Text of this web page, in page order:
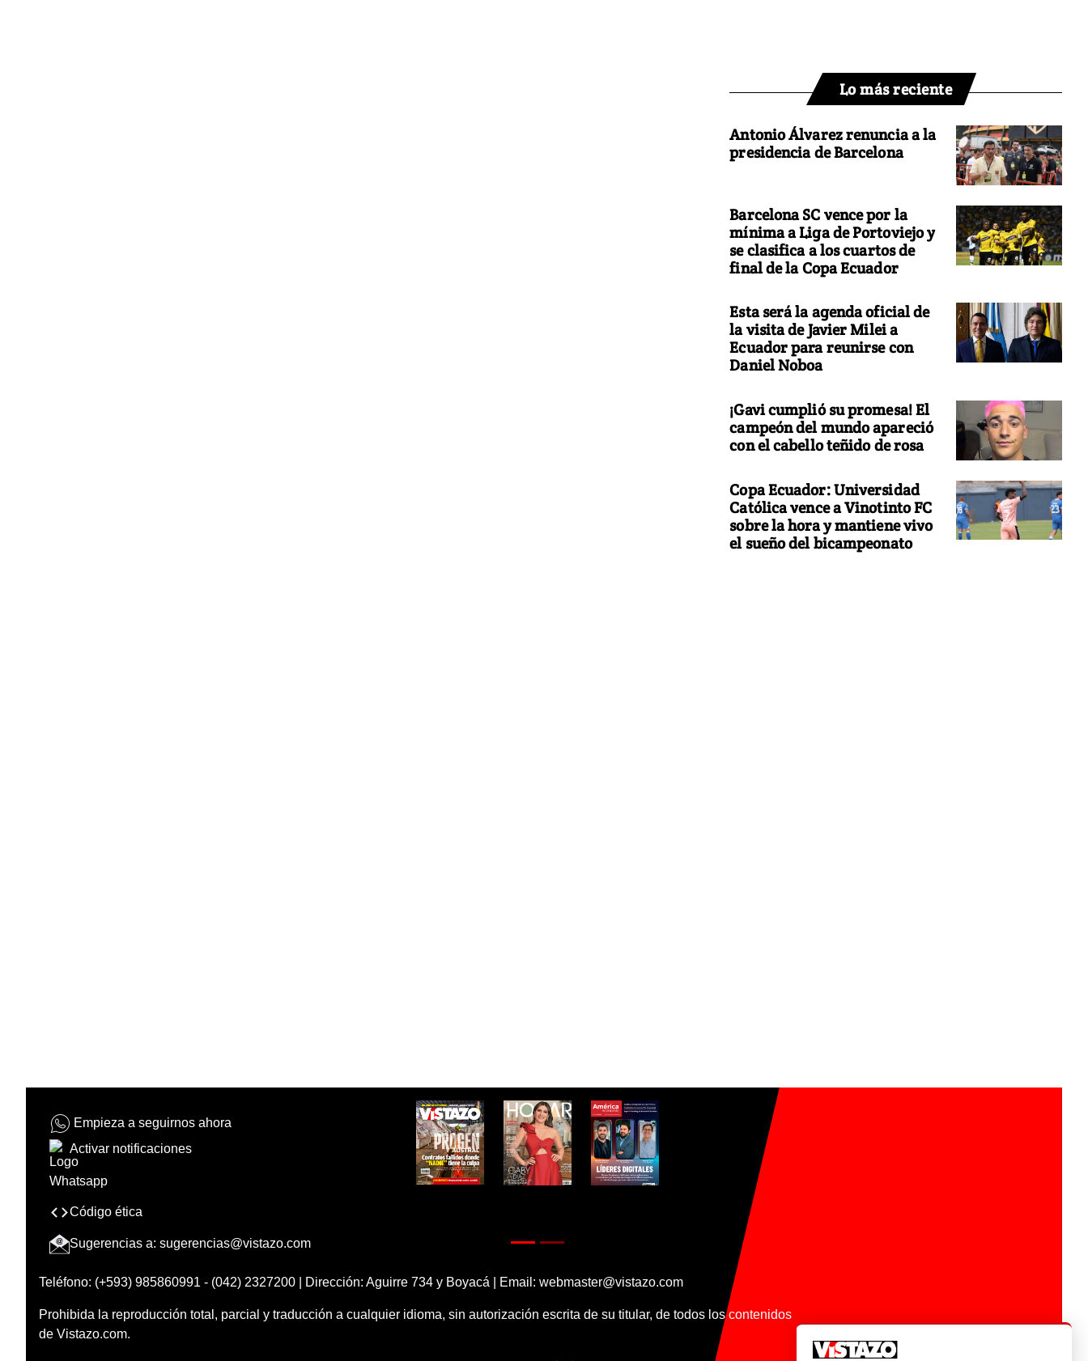
Lo más reciente
Antonio Álvarez renuncia a la
presidencia de Barcelona
Barcelona SC vence por la
mínima a Liga de Portoviejo y
se clasifica a los cuartos de
final de la Copa Ecuador
Esta será la agenda oficial de
la visita de Javier Milei a
Ecuador para reunirse con
Daniel Noboa
¡Gavi cumplió su promesa! El
campeón del mundo apareció
con el cabello teñido de rosa
Copa Ecuador: Universidad
Católica vence a Vinotinto FC
sobre la hora y mantiene vivo
el sueño del bicampeonato
Empieza a seguirnos ahora
Activar notificaciones
Código ética
Sugerencias a: sugerencias@vistazo.com
Teléfono: (+593) 985860991 - (042) 2327200 | Dirección: Aguirre 734 y Boyacá | Email: webmaster@vistazo.com
Prohibida la reproducción total, parcial y traducción a cualquier idioma, sin autorización escrita de su titular, de todos los contenidos
de Vistazo.com.